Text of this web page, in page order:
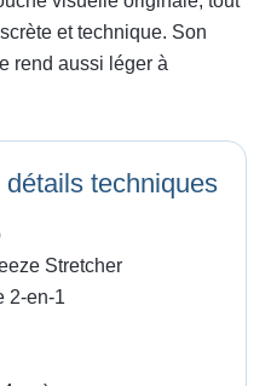
et technique. Son
rend aussi léger à
techniques
Stretcher
2-en-1